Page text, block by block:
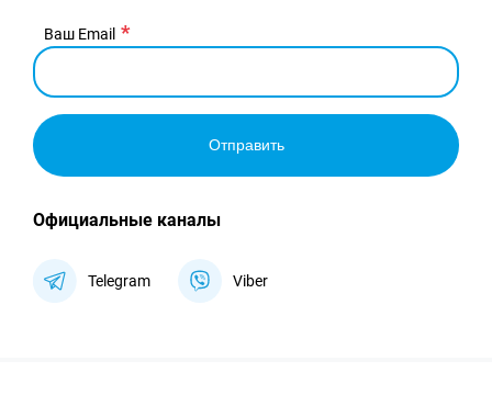
Ваш Email
Отправить
Официальные каналы
Telegram Viber